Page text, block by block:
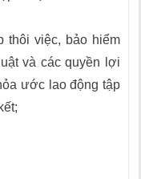
thôi việc, bảo hiểm
và các quyền lợi
ước lao động tập